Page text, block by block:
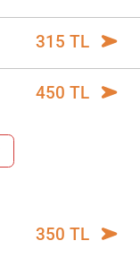
315 TL
450 TL
350 TL